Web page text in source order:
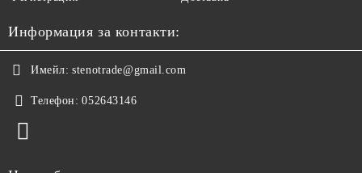
Информация за контакти:
Имейл: stenotrade@gmail.com
Телефон: 052643146